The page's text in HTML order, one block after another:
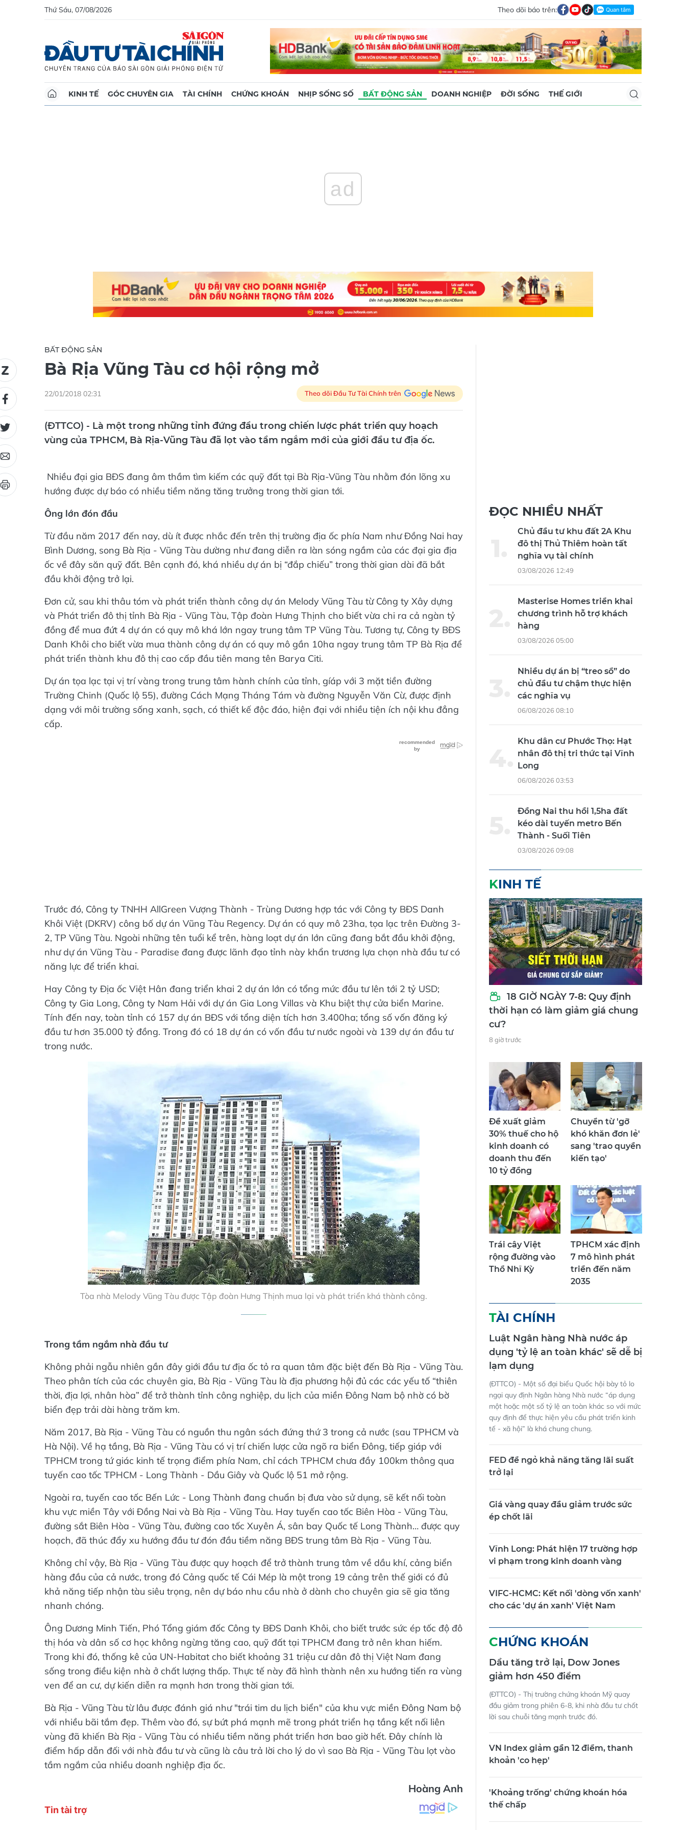
Thứ Sáu, 07/08/2026 Theo dõi báo trên:
KINH TẾ GÓC CHUYÊN GIA TÀI CHÍNH CHỨNG KHOÁN NHỊP SỐNG SỐ BẤT ĐỘNG SẢN DOANH NGHIỆP ĐỜI SỐNG THẾ GIỚI
ad
BẤT ĐỘNG SẢN
Bà Rịa Vũng Tàu cơ hội rộng mở
22/01/2018 02:31 Theo dõi Đầu Tư Tài Chính trên
(ĐTTCO) - Là một trong những tỉnh đứng đầu trong chiến lược phát triển quy hoạch
vùng của TPHCM, Bà Rịa-Vũng Tàu đã lọt vào tầm ngắm mới của giới đầu tư địa ốc.
Nhiều đại gia BĐS đang âm thầm tìm kiếm các quỹ đất tại Bà Rịa-Vũng Tàu nhằm đón lõng xu
hướng được dự báo có nhiều tiềm năng tăng trưởng trong thời gian tới.
Ông lớn đón đầu
Từ đầu năm 2017 đến nay, dù ít được nhắc đến trên thị trường địa ốc phía Nam như Đồng Nai hay
Bình Dương, song Bà Rịa - Vũng Tàu dường như đang diễn ra làn sóng ngầm của các đại gia địa
ốc về đây săn quỹ đất. Bên cạnh đó, khá nhiều dự án bị “đắp chiếu” trong thời gian dài đã bắt
đầu khởi động trở lại.
Đơn cử, sau khi thâu tóm và phát triển thành công dự án Melody Vũng Tàu từ Công ty Xây dựng
và Phát triển đô thị tỉnh Bà Rịa - Vũng Tàu, Tập đoàn Hưng Thịnh cho biết vừa chi ra cả ngàn tỷ
đồng để mua đứt 4 dự án có quy mô khá lớn ngay trung tâm TP Vũng Tàu. Tương tự, Công ty BĐS
Danh Khôi cho biết vừa mua thành công dự án có quy mô gần 10ha ngay trung tâm TP Bà Rịa để
phát triển thành khu đô thị cao cấp đầu tiên mang tên Barya Citi.
Dự án tọa lạc tại vị trí vàng trong trung tâm hành chính của tỉnh, gíáp với 3 mặt tiền đường
Trường Chinh (Quốc lộ 55), đường Cách Mạng Tháng Tám và đường Nguyễn Văn Cừ, được định
dạng với môi trường sống xanh, sạch, có thiết kế độc đáo, hiện đại với nhiều tiện ích nội khu đẳng
cấp.
Trước đó, Công ty TNHH AllGreen Vượng Thành - Trùng Dương hợp tác với Công ty BĐS Danh
Khôi Việt (DKRV) công bố dự án Vũng Tàu Regency. Dự án có quy mô 23ha, tọa lạc trên Đường 3-
2, TP Vũng Tàu. Ngoài những tên tuổi kể trên, hàng loạt dự án lớn cũng đang bắt đầu khởi động,
như dự án Vũng Tàu - Paradise đang được lãnh đạo tỉnh này khẩn trương lựa chọn nhà đầu tư có
năng lực để triển khai.
Hay Công ty Địa ốc Việt Hân đang triển khai 2 dự án lớn có tổng mức đầu tư lên tới 2 tỷ USD;
Công ty Gia Long, Công ty Nam Hải với dự án Gia Long Villas và Khu biệt thự cửa biển Marine.
Tính đến nay, toàn tỉnh có 157 dự án BĐS với tổng diện tích hơn 3.400ha; tổng số vốn đăng ký
đầu tư hơn 35.000 tỷ đồng. Trong đó có 18 dự án có vốn đầu tư nước ngoài và 139 dự án đầu tư
trong nước.
Tòa nhà Melody Vũng Tàu được Tập đoàn Hưng Thịnh mua lại và phát triển khá thành công.
Trong tầm ngắm nhà đầu tư
Không phải ngẫu nhiên gần đây giới đầu tư địa ốc tỏ ra quan tâm đặc biệt đến Bà Rịa - Vũng Tàu.
Theo phân tích của các chuyên gia, Bà Rịa - Vũng Tàu là địa phương hội đủ các các yếu tố “thiên
thời, địa lợi, nhân hòa” để trở thành tỉnh công nghiệp, du lịch của miền Đông Nam bộ nhờ có bờ
biển đẹp trải dài hàng trăm km.
Năm 2017, Bà Rịa - Vũng Tàu có nguồn thu ngân sách đứng thứ 3 trong cả nước (sau TPHCM và
Hà Nội). Về hạ tầng, Bà Rịa - Vũng Tàu có vị trí chiến lược cửa ngõ ra biển Đông, tiếp giáp với
TPHCM trong tứ giác kinh tế trọng điểm phía Nam, chỉ cách TPHCM chưa đầy 100km thông qua
tuyến cao tốc TPHCM - Long Thành - Dầu Giây và Quốc lộ 51 mở rộng.
Ngoài ra, tuyến cao tốc Bến Lức - Long Thành đang chuẩn bị đưa vào sử dụng, sẽ kết nối toàn
khu vực miền Tây với Đồng Nai và Bà Rịa - Vũng Tàu. Hay tuyến cao tốc Biên Hòa - Vũng Tàu,
đường sắt Biên Hòa - Vũng Tàu, đường cao tốc Xuyên Á, sân bay Quốc tế Long Thành… được quy
hoạch, đã thúc đẩy xu hướng đầu tư đón đầu tiềm năng BĐS trung tâm Bà Rịa - Vũng Tàu.
Không chỉ vậy, Bà Rịa - Vũng Tàu được quy hoạch để trở thành trung tâm về dầu khí, cảng biển
hàng đầu của cả nước, trong đó Cảng quốc tế Cái Mép là một trong 19 cảng trên thế giới có đủ
khả năng tiếp nhận tàu siêu trọng, nên dự báo nhu cầu nhà ở dành cho chuyên gia sẽ gia tăng
nhanh chóng.
Ông Dương Minh Tiến, Phó Tổng giám đốc Công ty BĐS Danh Khôi, cho biết trước sức ép tốc độ đô
thị hóa và dân số cơ học không ngừng tăng cao, quỹ đất tại TPHCM đang trở nên khan hiếm.
Trong khi đó, thống kê của UN-Habitat cho biết khoảng 31 triệu cư dân đô thị Việt Nam đang
sống trong điều kiện nhà ở chất lượng thấp. Thực tế này đã hình thành nên xu hướng tiến ra vùng
ven để an cư, dự kiến diễn ra mạnh hơn trong thời gian tới.
Bà Rịa - Vũng Tàu từ lâu được đánh giá như "trái tim du lịch biển" của khu vực miền Đông Nam bộ
với nhiều bãi tắm đẹp. Thêm vào đó, sự bứt phá mạnh mẽ trong phát triển hạ tầng kết nối liên
vùng đã khiến Bà Rịa - Vũng Tàu có nhiều tiềm năng phát triển hơn bao giờ hết. Đây chính là
điểm hấp dẫn đối với nhà đầu tư và cũng là câu trả lời cho lý do vì sao Bà Rịa - Vũng Tàu lọt vào
tầm ngắm của nhiều doanh nghiệp địa ốc.
Hoàng Anh
ĐỌC NHIỀU NHẤT
Chủ đầu tư khu đất 2A Khu
đô thị Thủ Thiêm hoàn tất
nghĩa vụ tài chính
03/08/2026 12:49
Masterise Homes triển khai
chương trình hỗ trợ khách
hàng
03/08/2026 05:00
Nhiều dự án bị “treo sổ” do
chủ đầu tư chậm thực hiện
các nghĩa vụ
06/08/2026 08:10
Khu dân cư Phước Thọ: Hạt
nhân đô thị tri thức tại Vĩnh
Long
06/08/2026 03:53
Đồng Nai thu hồi 1,5ha đất
kéo dài tuyến metro Bến
Thành - Suối Tiên
03/08/2026 09:08
KINH TẾ
18 GIỜ NGÀY 7-8: Quy định
thời hạn có làm giảm giá chung
cư?
8 giờ trước
Đề xuất giảm
30% thuế cho hộ
kinh doanh có
doanh thu đến
10 tỷ đồng
Chuyển từ 'gỡ
khó khăn đơn lẻ'
sang 'trao quyền
kiến tạo'
Trái cây Việt
rộng đường vào
Thổ Nhĩ Kỳ
TPHCM xác định
7 mô hình phát
triển đến năm
2035
TÀI CHÍNH
Luật Ngân hàng Nhà nước áp
dụng 'tỷ lệ an toàn khác' sẽ dễ bị
lạm dụng
(ĐTTCO) - Một số đại biểu Quốc hội bày tỏ lo
ngại quy định Ngân hàng Nhà nước “áp dụng
một hoặc một số tỷ lệ an toàn khác so với mức
quy định để thực hiện yêu cầu phát triển kinh
tế - xã hội” là khá chung chung.
FED để ngỏ khả năng tăng lãi suất
trở lại
Giá vàng quay đầu giảm trước sức
ép chốt lãi
Vĩnh Long: Phát hiện 17 trường hợp
vi phạm trong kinh doanh vàng
VIFC-HCMC: Kết nối 'dòng vốn xanh'
cho các 'dự án xanh' Việt Nam
CHỨNG KHOÁN
Dầu tăng trở lại, Dow Jones
giảm hơn 450 điểm
(ĐTTCO) - Thị trường chứng khoán Mỹ quay
đầu giảm trong phiên 6-8, khi nhà đầu tư chốt
lời sau chuỗi tăng mạnh trước đó.
VN Index giảm gần 12 điểm, thanh
khoản 'co hẹp'
'Khoảng trống' chứng khoán hóa
thế chấp